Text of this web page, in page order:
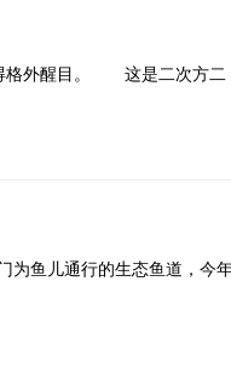
格外醒目。 这是二次方二
为鱼儿通行的生态鱼道，今